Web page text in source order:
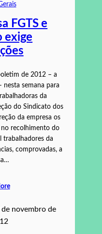
FGTS e
exige
de 2012 – a
nesta semana para
da
do Sindicato dos
da empresa os
recolhimento do
trabalhadores da
comprovadas, a
de novembro de